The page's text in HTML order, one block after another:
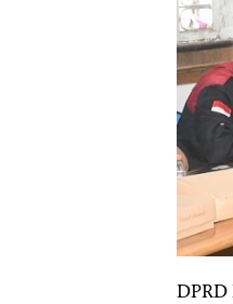
DPRD